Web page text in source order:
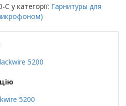
у категорії: Гарнитуры для
5200
5200